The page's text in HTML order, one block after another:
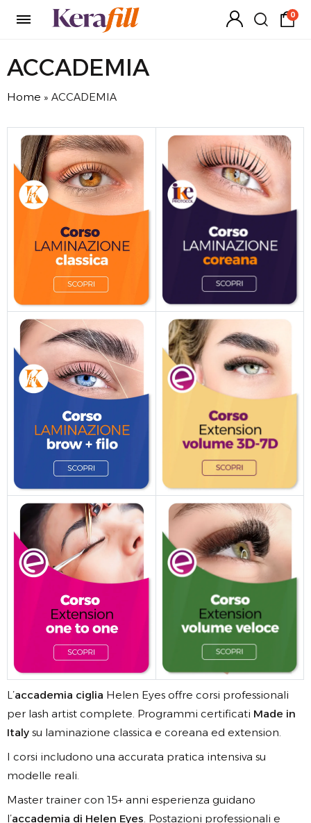
0
ACCADEMIA
Home » ACCADEMIA
L’accademia ciglia Helen Eyes offre corsi professionali
per lash artist complete. Programmi certificati Made in
Italy su laminazione classica e coreana ed extension.
I corsi includono una accurata pratica intensiva su
modelle reali.
Master trainer con 15+ anni esperienza guidano
l’accademia di Helen Eyes. Postazioni professionali e